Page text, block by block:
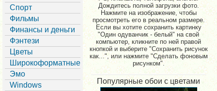
Спорт
Фильмы
Финансы и деньги
Фэнтези
Цветы
Широкоформатные
Эмо
Windows
Дождитесь полной загрузки фото.
Нажмите на изображение, чтобы
просмотреть его в реальном размере.
Если вы хотите сохранить картинку
"Один одуванчик - белый" на свой
компьютер, кликните по ней правой
кнопкой и выберите "Сохранить рисунок
как...", или нажмите "Сделать фоновым
рисунком".
Популярные обои с цветами